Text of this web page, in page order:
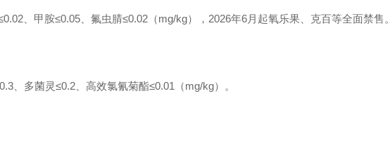
、甲胺≤0.05、氟虫腈≤0.02（mg/kg），2026年6月起氧乐果、克百等全面禁售。
、多菌灵≤0.2、高效氯氰菊酯≤0.01（mg/kg）。